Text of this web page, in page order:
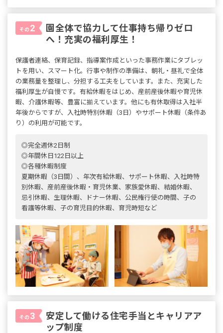
その2
園全体で協力して仕事持ち帰りゼロ
へ！充実の福利厚生！
保護者連絡、保育記録、指導案作成といった事務作業にタブレッ
トを用い、スマート化。行事や制作の準備は、朝礼・昼礼で全体
の業務量を整理し、分担する工夫をしています。また、充実した
福利厚生が自慢です。有給休暇をはじめ、産前産後休暇や育児休
暇、介護休暇等、豊富に揃えています。他にも有休取得は入社半
年後からですが、入社時特別休暇（3日）やサポート休暇（条件あ
り）の利用が可能です。
◎完全週休2日制
◎年間休日122日以上
◎各種休暇制度
夏期休暇（3日間）、年次有給休暇、サポート休暇、入社時特
別休暇、産前産後休暇・育児休業、家族愛休暇、結婚休暇、
忌引休暇、生理休暇、ドナー休暇、公民権行使の時間、子の
看護等休暇、子の育児目的休暇、育児時短など
その3
安定して働ける住宅手当とキャリアア
ップ制度